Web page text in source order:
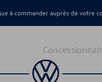
à commander auprès de votre